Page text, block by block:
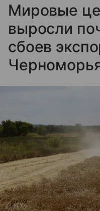
Мировые
выросли
сбоев